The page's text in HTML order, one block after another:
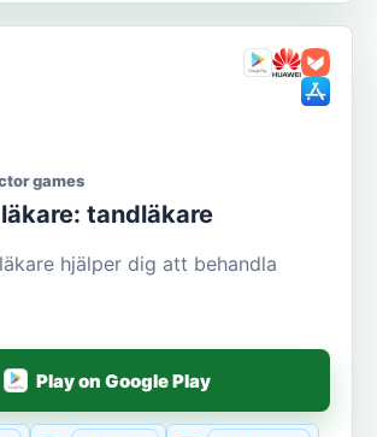
games
tandläkare
hjälper dig att behandla
Play on Google Play